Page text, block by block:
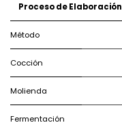
Proceso de Elaboración
Método
Cocción
Molienda
Fermentación